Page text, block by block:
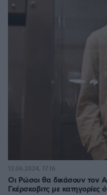
Οι Ρώσοι θα δικάσουν τον
Γκέρσκοβιτς με κατηγορίες
13.06.2024, 17:16